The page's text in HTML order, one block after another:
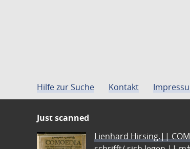
Hilfe zur Suche Kontakt
Just scanned
Lienhard Hirsing.||